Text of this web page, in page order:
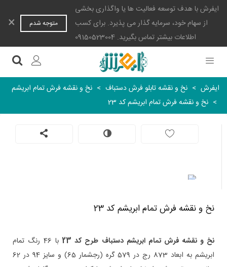
ایفرش با هدف توسعه فعالیت ها یا واگذاری بخشی
از سهام خود، سرمایه گذار می پذیرد. برای کسب
اطلاعات بیشتر تماس بگیرید. 09150523004
متوجه شدم ×
ایفرش > نخ و نقشه تابلو فرش دستباف > نخ و نقشه فرش تمام ابریشم
> نخ و نقشه فرش تمام ابریشم کد 23
نخ و نقشه فرش تمام ابریشم کد 23
نخ و نقشه فرش تمام ابریشم دستباف طرح کد 23
با 46 رنگ تمام
ابریشم به ابعاد 873 رج در 579 گره (رجشمار 65) و سایز 94 در 62